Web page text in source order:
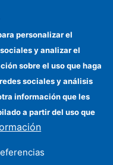
personalizar el
y analizar el
sobre el uso que haga
sociales y análisis
información que les
a partir del uso que